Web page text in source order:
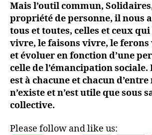
Mais l’outil commun,
propriété de personne, il nous
tous et toutes, celles et ceux
vivre, le faisons vivre, le
et évoluer en fonction d’une
celle de l’émancipation sociale.
est à chacune et chacun
n’existe et n’est utile que sous
collective.
Please follow and like us: